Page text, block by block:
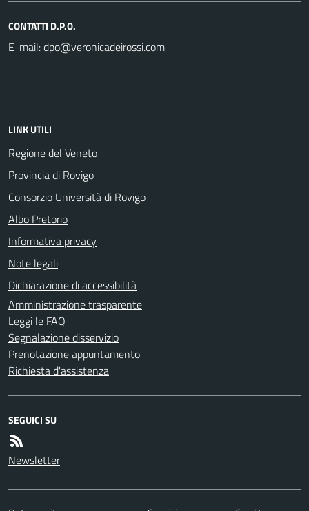
CONTATTI D.P.O.
E-mail:
LINK UTILI
Regione del Veneto
Provincia di Rovigo
Consorzio Università di Rovigo
Albo Pretorio
Informativa privacy
Note legali
Dichiarazione di accessibilità
Amministrazione trasparente
Leggi le FAQ
Segnalazione disservizio
Prenotazione appuntamento
Richiesta d'assistenza
SEGUICI SU
Newsletter